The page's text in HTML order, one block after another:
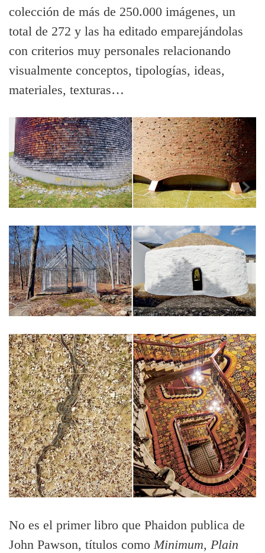
colección de más de 250.000 imágenes, un
total de 272 y las ha editado emparejándolas
con criterios muy personales relacionando
visualmente conceptos, tipologías, ideas,
materiales, texturas…
No es el primer libro que Phaidon publica de
John Pawson, títulos comoMinimum, Plain